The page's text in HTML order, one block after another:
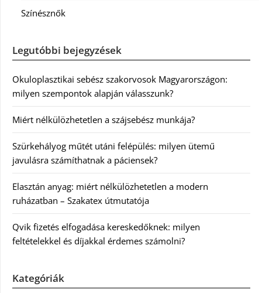
Színésznők
Legutóbbi bejegyzések
Okuloplasztikai sebész szakorvosok Magyarországon:
milyen szempontok alapján válasszunk?
Miért nélkülözhetetlen a szájsebész munkája?
Szürkehályog műtét utáni felépülés: milyen ütemű
javulásra számíthatnak a páciensek?
Elasztán anyag: miért nélkülözhetetlen a modern
ruházatban – Szakatex útmutatója
Qvik fizetés elfogadása kereskedőknek: milyen
feltételekkel és díjakkal érdemes számolni?
Kategóriák